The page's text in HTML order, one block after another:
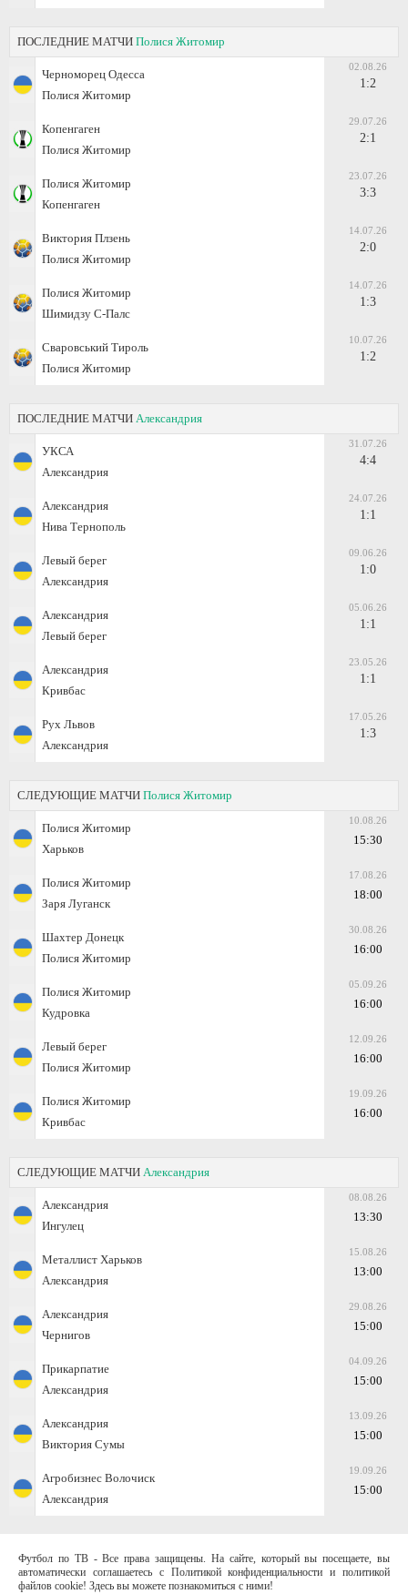
ПОСЛЕДНИЕ МАТЧИ Полися Житомир
Черноморец Одесса
Полися Житомир
02.08.26
1:2
Копенгаген
Полися Житомир
29.07.26
2:1
Полися Житомир
Копенгаген
23.07.26
3:3
Виктория Плзень
Полися Житомир
14.07.26
2:0
Полися Житомир
Шимидзу С-Палс
14.07.26
1:3
Сваровський Тироль
Полися Житомир
10.07.26
1:2
ПОСЛЕДНИЕ МАТЧИ Александрия
УКСА
Александрия
31.07.26
4:4
Александрия
Нива Тернополь
24.07.26
1:1
Левый берег
Александрия
09.06.26
1:0
Александрия
Левый берег
05.06.26
1:1
Александрия
Кривбас
23.05.26
1:1
Рух Львов
Александрия
17.05.26
1:3
СЛЕДУЮЩИЕ МАТЧИ Полися Житомир
Полися Житомир
Харьков
10.08.26
15:30
Полися Житомир
Заря Луганск
17.08.26
18:00
Шахтер Донецк
Полися Житомир
30.08.26
16:00
Полися Житомир
Кудровка
05.09.26
16:00
Левый берег
Полися Житомир
12.09.26
16:00
Полися Житомир
Кривбас
19.09.26
16:00
СЛЕДУЮЩИЕ МАТЧИ Александрия
Александрия
Ингулец
08.08.26
13:30
Металлист Харьков
Александрия
15.08.26
13:00
Александрия
Чернигов
29.08.26
15:00
Прикарпатие
Александрия
04.09.26
15:00
Александрия
Виктория Сумы
13.09.26
15:00
Агробизнес Волочиск
Александрия
19.09.26
15:00
Футбол по ТВ - Все права защищены. На сайте, который вы посещаете, вы
автоматически соглашаетесь с Политикой конфиденциальности и политикой
файлов cookie! Здесь вы можете познакомиться с ними!